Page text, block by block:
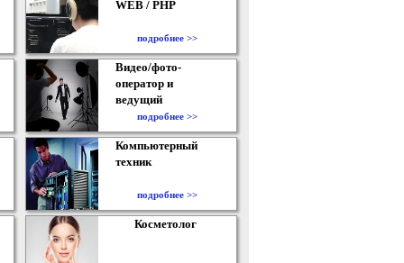
WEB / PHP
подробнее >>
Видео/фото-
оператор и
ведущий
подробнее >>
Компьютерный
техник
подробнее >>
Косметолог